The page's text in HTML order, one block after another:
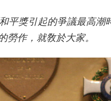
平獎引起的爭議最高潮
作，就敎於大家。